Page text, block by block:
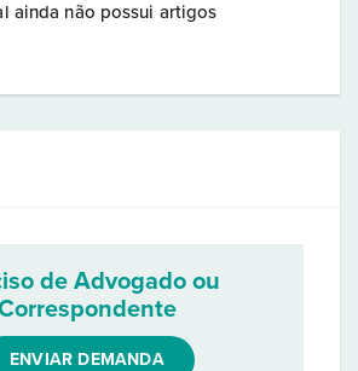
ainda não possui artigos
de Advogado ou
ENVIAR DEMANDA